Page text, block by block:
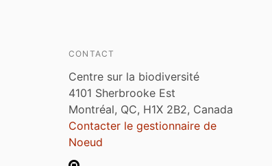
CONTACT
Centre sur la biodiversité
4101 Sherbrooke Est
Montréal, QC, H1X 2B2, Canada
Contacter le gestionnaire de
Noeud